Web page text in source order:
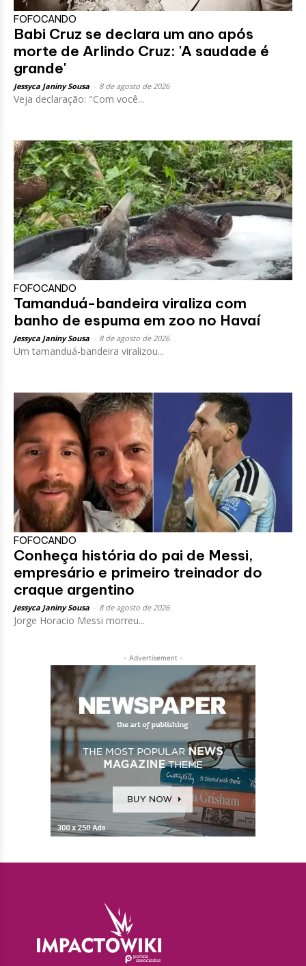
FOFOCANDO
Babi Cruz se declara um ano após
morte de Arlindo Cruz: 'A saudade é
grande'
Jessyca Janiny Sousa 8 de agosto de 2026
Veja declaração: "Com você...
FOFOCANDO
Tamanduá-bandeira viraliza com
banho de espuma em zoo no Havaí
Jessyca Janiny Sousa 8 de agosto de 2026
Um tamanduá-bandeira viralizou...
FOFOCANDO
Conheça história do pai de Messi,
empresário e primeiro treinador do
craque argentino
Jessyca Janiny Sousa 8 de agosto de 2026
Jorge Horacio Messi morreu...
- Advertisement -